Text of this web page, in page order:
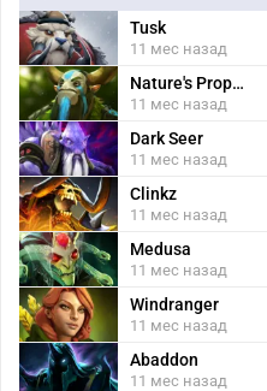
Tusk
11 мес назад
Nature's Prophet
11 мес назад
Dark Seer
11 мес назад
Clinkz
11 мес назад
Medusa
11 мес назад
Windranger
11 мес назад
Abaddon
11 мес назад